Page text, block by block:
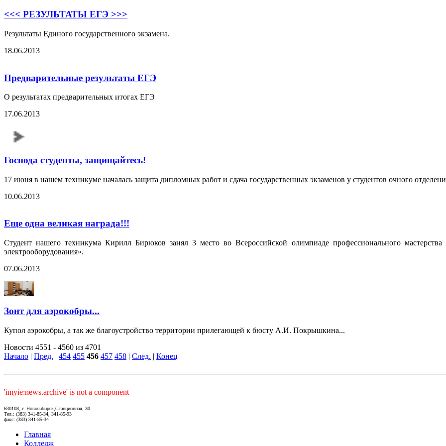
<<< РЕЗУЛЬТАТЫ ЕГЭ >>>
Результаты Единого государственного экзамена.
18.06.2013
Предварительные результаты ЕГЭ
О результатах предварительных итогах ЕГЭ
17.06.2013
Господа студенты, защищайтесь!
17 июня в нашем техникуме началась защита дипломных работ и сдача государственных экзаменов у студентов очного
10.06.2013
Еще одна великая награда!!!
Студент нашего техникума Кирилл Бирюков занял 3 место во Всероссийской олимпиаде профессионального
электрооборудования».
07.06.2013
Зонт для аэрокобры...
Купол аэрокобры, а так же благоустройство территории прилегающей к бюсту А.И. Покрышкина...
Новости 4551 - 4560 из 4701
Начало | Пред. | 454 455 456 457 458 | След. | Конец
'imyie:news.archive' is not a component
630108, г. Новосибирск,Станционная, 30
Тел.: (383) 341-85-34, 341-85-93
факс: (383) 341-85-34
Главная
Колледж